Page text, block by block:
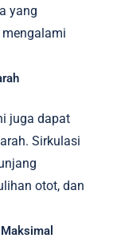
yang
juga dapat
Sirkulasi
otot, dan